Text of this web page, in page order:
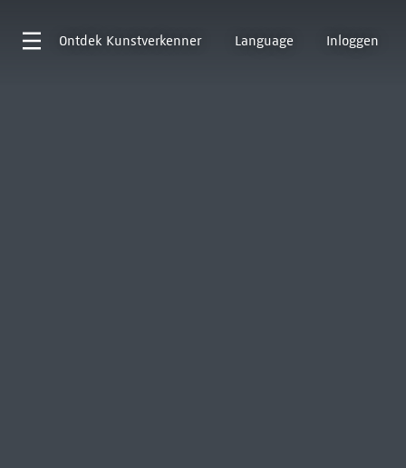
Ontdek Kunstverkenner Language Inloggen